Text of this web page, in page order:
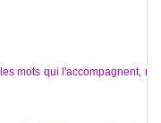
mots qui l'accompagnent, me